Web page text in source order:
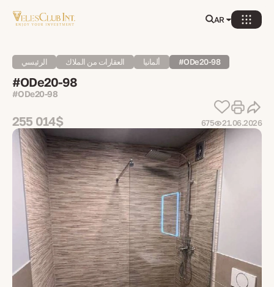
AR
الرئيسي العقارات من الملاك ألمانيا #ODe20-98
#ODe20-98
#ODe20-98
255 014$ 675 21.06.2026